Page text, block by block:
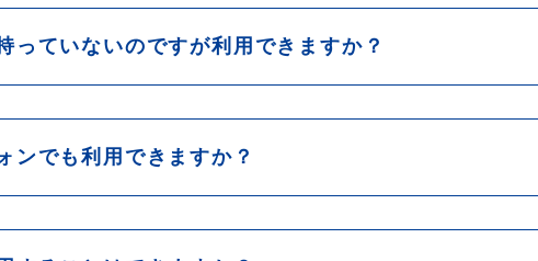
っていないのですが利用できますか？
ンでも利用できますか？